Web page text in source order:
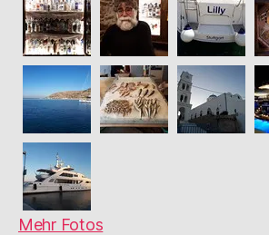
Mehr Fotos